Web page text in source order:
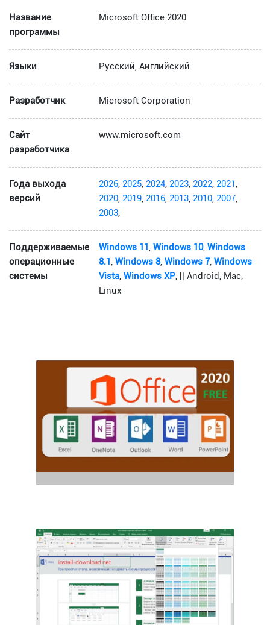
Название
программы
Microsoft Office 2020
Языки Русский, Английский
Разработчик Microsoft Corporation
Сайт
разработчика
www.microsoft.com
Года выхода
версий
2026, 2025, 2024, 2023, 2022, 2021,
2020, 2019, 2016, 2013, 2010, 2007,
2003,
Поддерживаемые
операционные
системы
Windows 11,Windows 10,Windows
8.1,Windows 8,Windows 7,Windows
Vista,Windows XP, || Android, Mac,
Linux